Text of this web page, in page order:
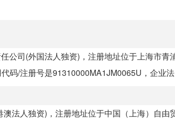
公司(外国法人独资)，注册地址位于上海市青
码/注册号是91310000MA1JM0065U，企业
法人独资)，注册地址位于中国（上海）自由